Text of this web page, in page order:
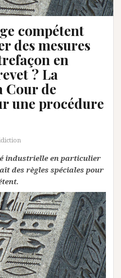
compétent
des mesures
en
? La
Cour de
une procédure
industrielle en particulier
des règles spéciales pour